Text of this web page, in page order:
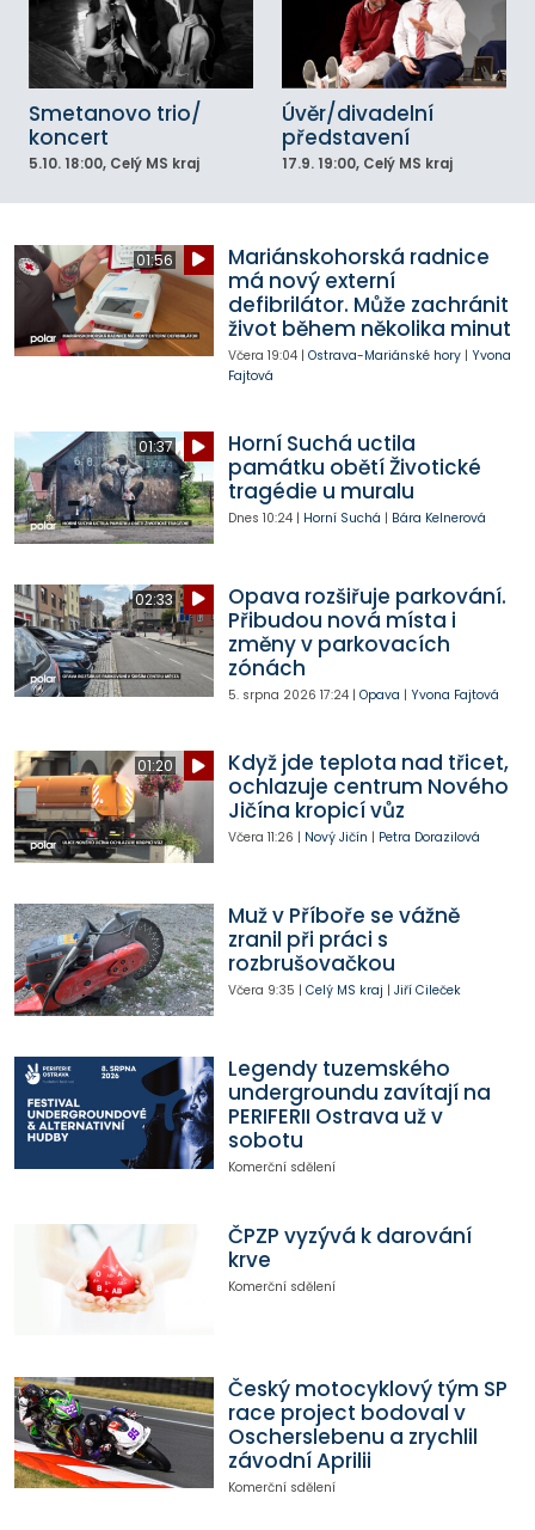
Smetanovo trio/
koncert
5.10. 18:00, Celý MS kraj
Úvěr/divadelní
představení
17.9. 19:00, Celý MS kraj
01:56
Mariánskohorská radnice
má nový externí
defibrilátor. Může zachránit
život během několika minut
Včera 19:04| Ostrava-Mariánské hory| Yvona
Fajtová
01:37
Horní Suchá uctila
památku obětí Životické
tragédie u muralu
Dnes 10:24| Horní Suchá | Bára Kelnerová
02:33
Opava rozšiřuje parkování.
Přibudou nová místa i
změny v parkovacích
zónách
5. srpna 2026 17:24| Opava | Yvona Fajtová
01:20
Když jde teplota nad třicet,
ochlazuje centrum Nového
Jičína kropicí vůz
Včera 11:26 | Nový Jičín | Petra Dorazilová
Muž v Příboře se vážně
zranil při práci s
rozbrušovačkou
Včera 9:35 | Celý MS kraj | Jiří Cileček
Legendy tuzemského
undergroundu zavítají na
PERIFERII Ostrava už v
sobotu
Komerční sdělení
ČPZP vyzývá k darování
krve
Komerční sdělení
Český motocyklový tým SP
race project bodoval v
Oscherslebenu a zrychlil
závodní Aprilii
Komerční sdělení